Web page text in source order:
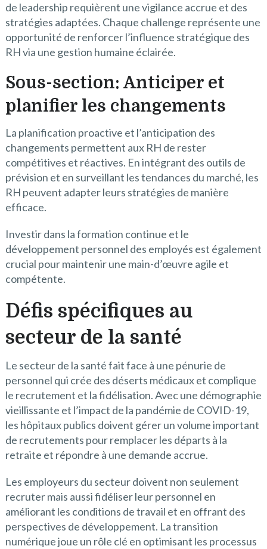
de leadership requièrent une vigilance accrue et des
stratégies adaptées. Chaque challenge représente une
opportunité de renforcer l’influence stratégique des
RH via une gestion humaine éclairée.
Sous-section: Anticiper et
planifier les changements
La planification proactive et l’anticipation des
changements permettent aux RH de rester
compétitives et réactives. En intégrant des outils de
prévision et en surveillant les tendances du marché, les
RH peuvent adapter leurs stratégies de manière
efficace.
Investir dans la formation continue et le
développement personnel des employés est également
crucial pour maintenir une main-d’œuvre agile et
compétente.
Défis spécifiques au
secteur de la santé
Le secteur de la santé fait face à une pénurie de
personnel qui crée des déserts médicaux et complique
le recrutement et la fidélisation. Avec une démographie
vieillissante et l’impact de la pandémie de COVID-19,
les hôpitaux publics doivent gérer un volume important
de recrutements pour remplacer les départs à la
retraite et répondre à une demande accrue.
Les employeurs du secteur doivent non seulement
recruter mais aussi fidéliser leur personnel en
améliorant les conditions de travail et en offrant des
perspectives de développement. La transition
numérique joue un rôle clé en optimisant les processus